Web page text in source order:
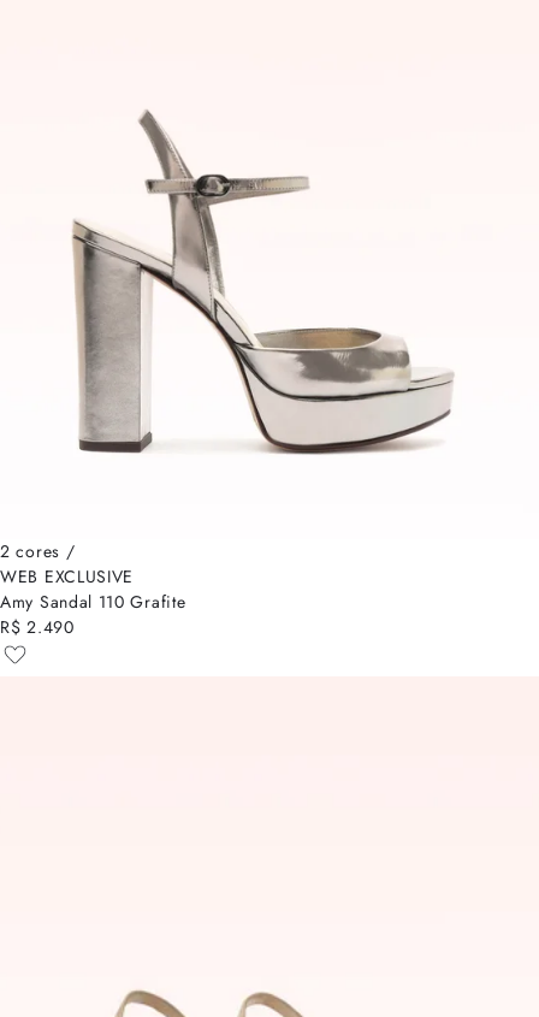
2 cores /
WEB EXCLUSIVE
Amy Sandal 110 Grafite
R$ 2.490